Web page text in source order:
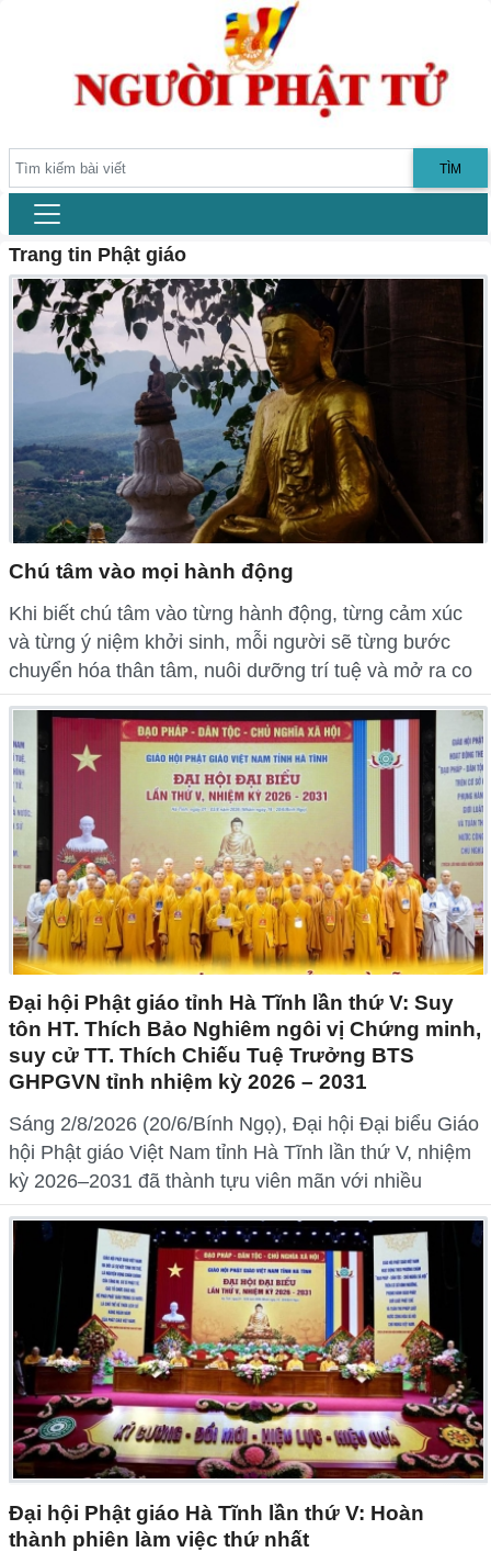
TÌM
Trang tin Phật giáo
Chú tâm vào mọi hành động
Khi biết chú tâm vào từng hành động, từng cảm xúc
và từng ý niệm khởi sinh, mỗi người sẽ từng bước
chuyển hóa thân tâm, nuôi dưỡng trí tuệ và mở ra co
Đại hội Phật giáo tỉnh Hà Tĩnh lần thứ V: Suy
tôn HT. Thích Bảo Nghiêm ngôi vị Chứng minh,
suy cử TT. Thích Chiếu Tuệ Trưởng BTS
GHPGVN tỉnh nhiệm kỳ 2026 – 2031
Sáng 2/8/2026 (20/6/Bính Ngọ), Đại hội Đại biểu Giáo
hội Phật giáo Việt Nam tỉnh Hà Tĩnh lần thứ V, nhiệm
kỳ 2026–2031 đã thành tựu viên mãn với nhiều
Đại hội Phật giáo Hà Tĩnh lần thứ V: Hoàn
thành phiên làm việc thứ nhất